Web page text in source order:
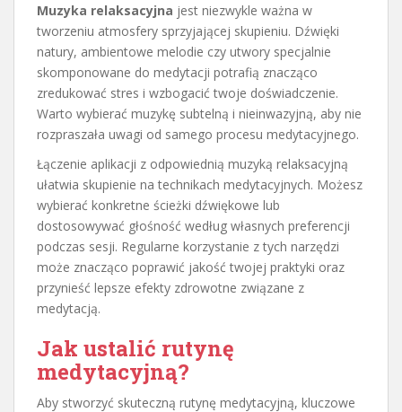
Muzyka relaksacyjna jest niezwykle ważna w
tworzeniu atmosfery sprzyjającej skupieniu. Dźwięki
natury, ambientowe melodie czy utwory specjalnie
skomponowane do medytacji potrafią znacząco
zredukować stres i wzbogacić twoje doświadczenie.
Warto wybierać muzykę subtelną i nieinwazyjną, aby nie
rozpraszała uwagi od samego procesu medytacyjnego.
Łączenie aplikacji z odpowiednią muzyką relaksacyjną
ułatwia skupienie na technikach medytacyjnych. Możesz
wybierać konkretne ścieżki dźwiękowe lub
dostosowywać głośność według własnych preferencji
podczas sesji. Regularne korzystanie z tych narzędzi
może znacząco poprawić jakość twojej praktyki oraz
przynieść lepsze efekty zdrowotne związane z
medytacją.
Jak ustalić rutynę
medytacyjną?
Aby stworzyć skuteczną rutynę medytacyjną, kluczowe